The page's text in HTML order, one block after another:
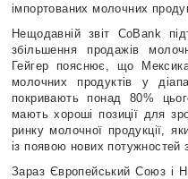
імпортованих молочних
Нещодавній звіт CoBank
збільшення продажів
Гейгер пояснює, що
молочних продуктів у
покривають понад 80%
мають хороші позиції для
ринку молочної продукції,
із появою нових потужностей
Зараз Європейський Союз і